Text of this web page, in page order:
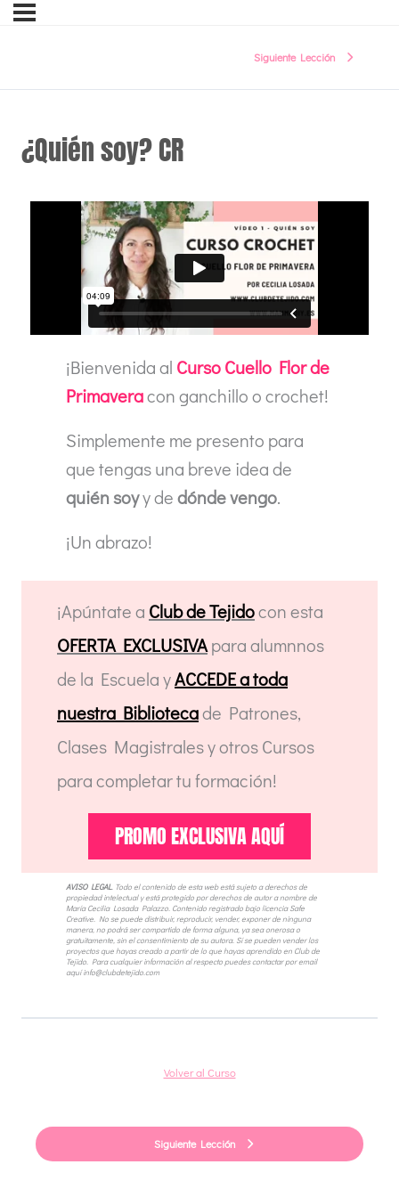
Siguiente Lección
¿Quién soy? CR
¡Bienvenida al Curso Cuello Flor de
Primaveracon ganchillo o crochet!
Simplemente me presento para
que tengas una breve idea de
quién soyy dedónde vengo.
¡Un abrazo!
¡Apúntate a Club de Tejidocon esta
OFERTA EXCLUSIVApara alumnnos
de la Escuela yACCEDE a toda
nuestra Bibliotecade Patrones,
Clases Magistrales y otros Cursos
para completar tu formación!
PROMO EXCLUSIVA AQUÍ
AVISO LEGAL. Todo elcontenido de esta web está sujeto a derechos de
propiedad intelectual y está protegido por derechos de autor a nombre de
María Cecilia Losada Palazzo. Contenido registrado bajo licencia Safe
Creative. No se puede distribuir, reproducir, vender, exponer de ninguna
manera, no podrá ser compartido de forma alguna, ya sea onerosa o
gratuitamente, sin el consentimiento de su autora. Sí se pueden vender los
proyectos que hayas creado a partir de lo que hayas aprendido en Club de
Tejido. Para cualquier información al respecto puedes contactar por email
aquí info@clubdetejido.com
Volver al Curso
Siguiente Lección